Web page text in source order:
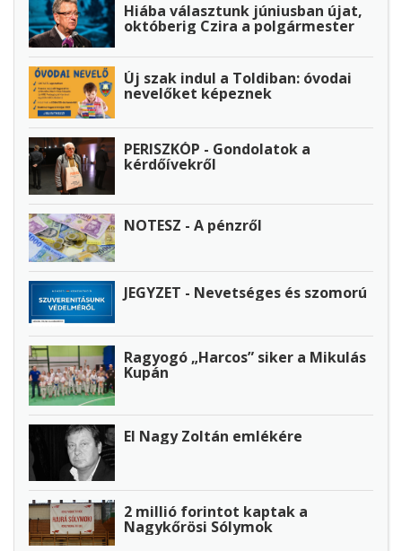
Hiába választunk júniusban újat,
októberig Czira a polgármester
Új szak indul a Toldiban: óvodai
nevelőket képeznek
PERISZKÓP - Gondolatok a
kérdőívekről
NOTESZ - A pénzről
JEGYZET - Nevetséges és szomorú
Ragyogó „Harcos” siker a Mikulás
Kupán
El Nagy Zoltán emlékére
2 millió forintot kaptak a
Nagykőrösi Sólymok